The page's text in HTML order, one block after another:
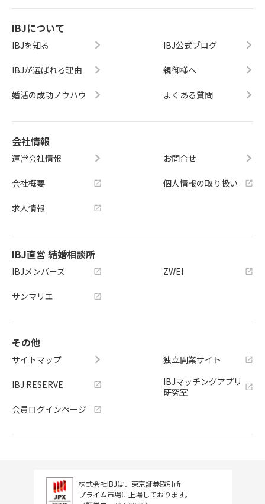
IBJについて
IBJを知る
IBJが選ばれる理由
婚活の成功ノウハウ
IBJ公式ブログ
親御様へ
よくある質問
会社情報
運営会社情報
会社概要
求人情報
お問合せ
個人情報の取り扱い
IBJ直営 結婚相談所
IBJメンバーズ
サンマリエ
ZWEI
その他
サイトマップ
IBJ RESERVE
会員ログインページ
独立開業サイト
IBJマッチングアプリ
研究室
株式会社IBJは、東京証券取引所
プライム市場に上場しております。